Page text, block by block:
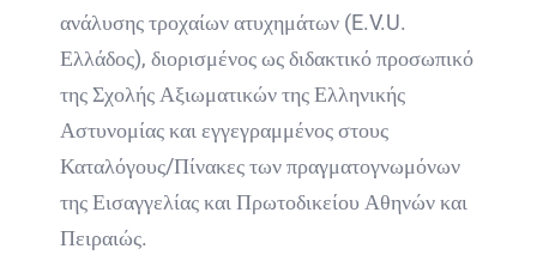
ανάλυσης τροχαίων ατυχημάτων (E.V.U.
Ελλάδος), διορισμένος ως διδακτικό προσωπικό
της Σχολής Αξιωματικών της Ελληνικής
Αστυνομίας και εγγεγραμμένος στους
Καταλόγους/Πίνακες των πραγματογνωμόνων
της Εισαγγελίας και Πρωτοδικείου Αθηνών και
Πειραιώς.